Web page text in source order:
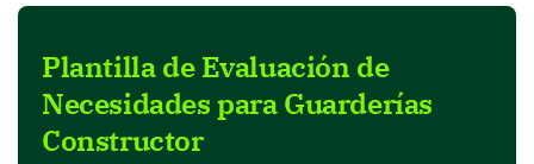
Profesionalismo y amabilidad del personal
Plantilla de Evaluación de
Necesidades para Guarderías
Constructor